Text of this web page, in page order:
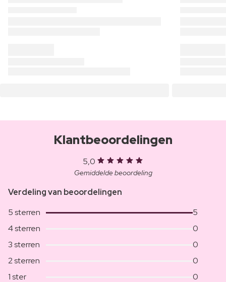
Klantbeoordelingen
5,0
Gemiddelde beoordeling
Verdeling van beoordelingen
5 sterren
5
4 sterren
0
3 sterren
0
2 sterren
0
1 ster
0